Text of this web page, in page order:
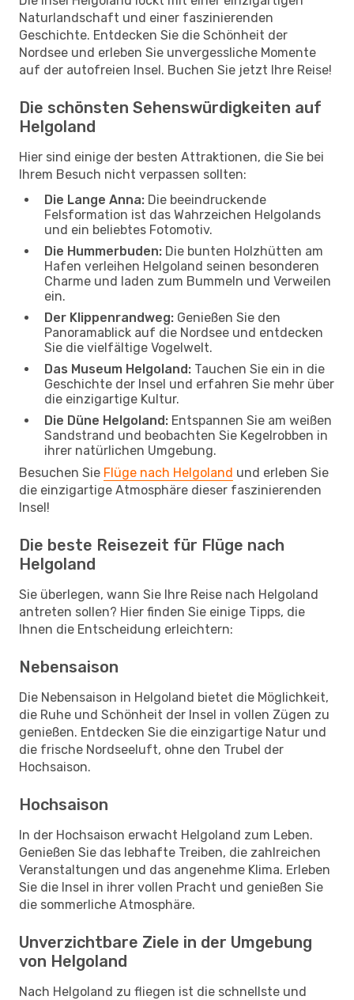
Naturlandschaft und einer faszinierenden
Geschichte. Entdecken Sie die Schönheit der
Nordsee und erleben Sie unvergessliche Momente
auf der autofreien Insel. Buchen Sie jetzt Ihre Reise!
Die schönsten Sehenswürdigkeiten auf
Helgoland
Hier sind einige der besten Attraktionen, die Sie bei
Ihrem Besuch nicht verpassen sollten:
Die Lange Anna: Die beeindruckende
Felsformation ist das Wahrzeichen Helgolands
und ein beliebtes Fotomotiv.
Die Hummerbuden: Die bunten Holzhütten am
Hafen verleihen Helgoland seinen besonderen
Charme und laden zum Bummeln und Verweilen
ein.
Der Klippenrandweg: Genießen Sie den
Panoramablick auf die Nordsee und entdecken
Sie die vielfältige Vogelwelt.
Das Museum Helgoland: Tauchen Sie ein in die
Geschichte der Insel und erfahren Sie mehr über
die einzigartige Kultur.
Die Düne Helgoland: Entspannen Sie am weißen
Sandstrand und beobachten Sie Kegelrobben in
ihrer natürlichen Umgebung.
Besuchen Sie Flüge nach Helgoland und erleben Sie
die einzigartige Atmosphäre dieser faszinierenden
Insel!
Die beste Reisezeit für Flüge nach
Helgoland
Sie überlegen, wann Sie Ihre Reise nach Helgoland
antreten sollen? Hier finden Sie einige Tipps, die
Ihnen die Entscheidung erleichtern:
Nebensaison
Die Nebensaison in Helgoland bietet die Möglichkeit,
die Ruhe und Schönheit der Insel in vollen Zügen zu
genießen. Entdecken Sie die einzigartige Natur und
die frische Nordseeluft, ohne den Trubel der
Hochsaison.
Hochsaison
In der Hochsaison erwacht Helgoland zum Leben.
Genießen Sie das lebhafte Treiben, die zahlreichen
Veranstaltungen und das angenehme Klima. Erleben
Sie die Insel in ihrer vollen Pracht und genießen Sie
die sommerliche Atmosphäre.
Unverzichtbare Ziele in der Umgebung
von Helgoland
Nach Helgoland zu fliegen ist die schnellste und